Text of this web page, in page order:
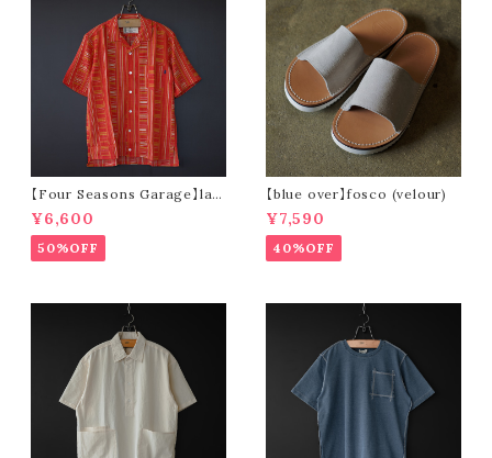
【Four Seasons Garage】lad
der stripe open collar s/s s
hirt (orange)
¥6,600
50%OFF
【blue over】fosco (velour)
¥7,590
40%OFF